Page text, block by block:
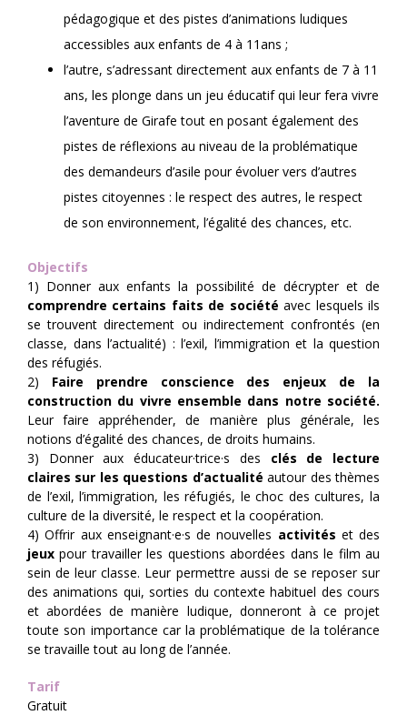
pédagogique et des pistes d’animations ludiques
accessibles aux enfants de 4 à 11ans ;
l’autre, s’adressant directement aux enfants de 7 à 11
ans, les plonge dans un jeu éducatif qui leur fera vivre
l’aventure de Girafe tout en posant également des
pistes de réflexions au niveau de la problématique
des demandeurs d’asile pour évoluer vers d’autres
pistes citoyennes : le respect des autres, le respect
de son environnement, l’égalité des chances, etc.
Objectifs
1) Donner aux enfants la possibilité de décrypter et de
comprendre certains faits de société avec lesquels ils
se trouvent directement ou indirectement confrontés (en
classe, dans l’actualité) : l’exil, l’immigration et la question
des réfugiés.
2) Faire prendre conscience des enjeux de la
construction du vivre ensemble dans notre société.
Leur faire appréhender, de manière plus générale, les
notions d’égalité des chances, de droits humains.
3) Donner aux éducateur·trice·s des clés de lecture
claires sur les questions d’actualité autour des thèmes
de l’exil, l’immigration, les réfugiés, le choc des cultures, la
culture de la diversité, le respect et la coopération.
4) Offrir aux enseignant·e·s de nouvelles activités et des
jeux pour travailler les questions abordées dans le film au
sein de leur classe. Leur permettre aussi de se reposer sur
des animations qui, sorties du contexte habituel des cours
et abordées de manière ludique, donneront à ce projet
toute son importance car la problématique de la tolérance
se travaille tout au long de l’année.
Tarif
Gratuit